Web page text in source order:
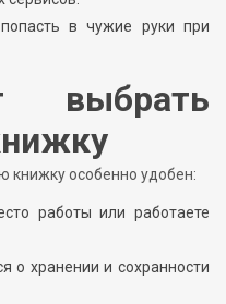
в чужие руки при
выбрать
книжку особенно удобен:
работы или работаете
о хранении и сохранности